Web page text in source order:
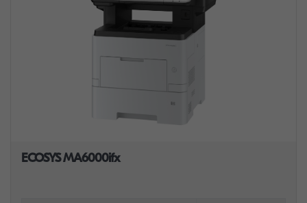
ECOSYS MA6000ifx